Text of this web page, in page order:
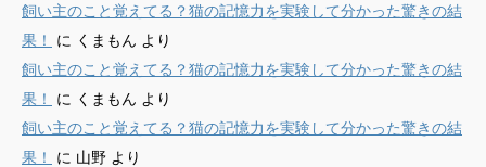
飼い主のこと覚えてる？猫の記憶力を実験して分かった驚きの結
果！
に くまもん より
飼い主のこと覚えてる？猫の記憶力を実験して分かった驚きの結
果！
に くまもん より
飼い主のこと覚えてる？猫の記憶力を実験して分かった驚きの結
果！
に 山野 より